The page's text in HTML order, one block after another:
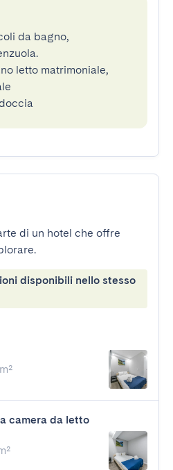
da bagno,
letto matrimoniale,
di un hotel che offre
disponibili nello stesso
camera da letto